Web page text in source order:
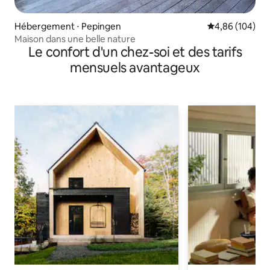
Hébergement ⋅ Pepingen Évaluation
4,86 (104)
Maison dans une belle nature
Le confort d'un chez-soi et des tarifs
mensuels avantageux